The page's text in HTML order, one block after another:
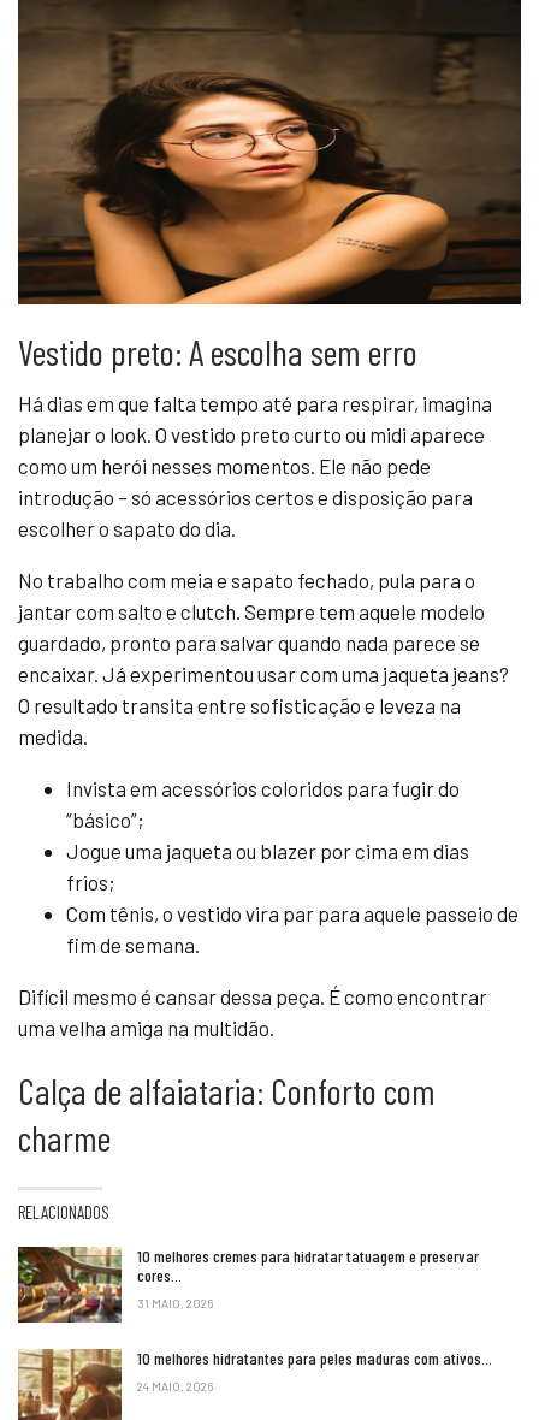
Vestido preto: A escolha sem erro
Há dias em que falta tempo até para respirar, imagina
planejar o look. O vestido preto curto ou midi aparece
como um herói nesses momentos. Ele não pede
introdução – só acessórios certos e disposição para
escolher o sapato do dia.
No trabalho com meia e sapato fechado, pula para o
jantar com salto e clutch. Sempre tem aquele modelo
guardado, pronto para salvar quando nada parece se
encaixar. Já experimentou usar com uma jaqueta jeans?
O resultado transita entre sofisticação e leveza na
medida.
Invista em acessórios coloridos para fugir do
“básico”;
Jogue uma jaqueta ou blazer por cima em dias
frios;
Com tênis, o vestido vira par para aquele passeio de
fim de semana.
Difícil mesmo é cansar dessa peça. É como encontrar
uma velha amiga na multidão.
Calça de alfaiataria: Conforto com
charme
RELACIONADOS
10 melhores cremes para hidratar tatuagem e preservar
cores…
31 MAIO, 2026
10 melhores hidratantes para peles maduras com ativos…
24 MAIO, 2026